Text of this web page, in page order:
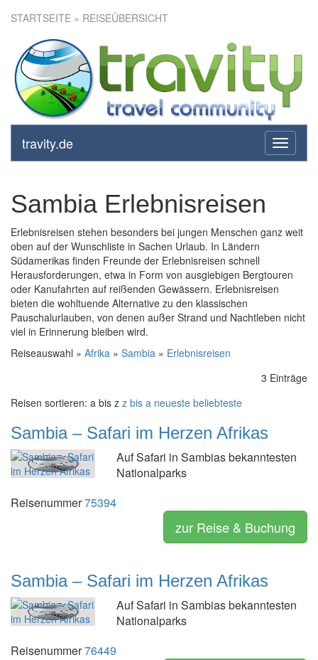
STARTSEITE » REISEÜBERSICHT
toggle
travity.de
Sambia Erlebnisreisen
Erlebnisreisen stehen besonders bei jungen Menschen ganz weit
oben auf der Wunschliste in Sachen Urlaub. In Ländern
Südamerikas finden Freunde der Erlebnisreisen schnell
Herausforderungen, etwa in Form von ausgiebigen Bergtouren
oder Kanufahrten auf reißenden Gewässern. Erlebnisreisen
bieten die wohltuende Alternative zu den klassischen
Pauschalurlauben, von denen außer Strand und Nachtleben nicht
viel in Erinnerung bleiben wird.
Reiseauswahl » Afrika » Sambia » Erlebnisreisen
3 Einträge
Reisen sortieren: a bis z z bis a neueste beliebteste
Sambia – Safari im Herzen Afrikas
Auf Safari in Sambias bekanntesten
Nationalparks
Reisenummer75394
zur Reise & Buchung
Sambia – Safari im Herzen Afrikas
Auf Safari in Sambias bekanntesten
Nationalparks
Reisenummer76449